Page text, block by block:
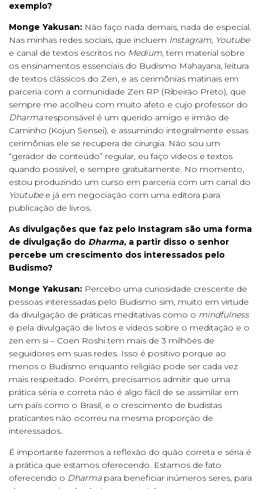
exemplo?
Monge Yakusan: Não faço nada demais, nada de especial.
Nas minhas redes sociais, que incluem Instagram, Youtube
e canal de textos escritos no Medium, tem material sobre
os ensinamentos essenciais do Budismo Mahayana, leitura
de textos clássicos do Zen, e as cerimônias matinais em
parceria com a comunidade Zen RP (Ribeirão Preto), que
sempre me acolheu com muito afeto e cujo professor do
Dharma responsável é um querido amigo e irmão de
Caminho (Kojun Sensei), e assumindo integralmente essas
cerimônias ele se recupera de cirurgia. Não sou um
“gerador de conteúdo” regular, eu faço vídeos e textos
quando possível, e sempre gratuitamente. No momento,
estou produzindo um curso em parceria com um canal do
Youtubee já em negociação com uma editora para
publicação de livros.
As divulgações que faz pelo Instagram são uma forma
de divulgação do Dharma, a partir disso o senhor
percebe um crescimento dos interessados pelo
Budismo?
Monge Yakusan: Percebo uma curiosidade crescente de
pessoas interessadas pelo Budismo sim, muito em virtude
da divulgação de práticas meditativas como o mindfulness
e pela divulgação de livros e vídeos sobre o meditação e o
zen em si – Coen Roshi tem mais de 3 milhões de
seguidores em suas redes. Isso é positivo porque ao
menos o Budismo enquanto religião pode ser cada vez
mais respeitado. Porém, precisamos admitir que uma
prática séria e correta não é algo fácil de se assimilar em
um país como o Brasil, e o crescimento de budistas
praticantes não ocorreu na mesma proporção de
interessados.
É importante fazermos a reflexão do quão correta e séria é
a prática que estamos oferecendo. Estamos de fato
oferecendo o Dharma para beneficiar inúmeros seres, para